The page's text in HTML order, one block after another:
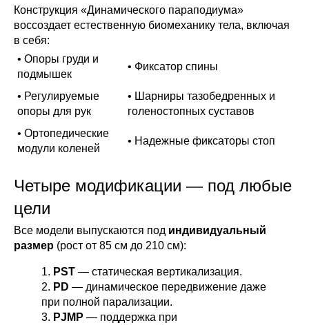
Конструкция «Динамического параподиума»
воссоздает естественную биомеханику тела, включая
в себя:
• Опоры груди и
подмышек
• Фиксатор спины
• Регулируемые
опоры для рук
• Шарниры тазобедренных и
голеностопных суставов
• Ортопедические
модули коленей
• Надежные фиксаторы стоп
Четыре модификации — под любые
цели
Все модели выпускаются под индивидуальный
размер (рост от 85 см до 210 см):
PST — статическая вертикализация.
PD — динамическое передвижение даже
при полной парализации.
PJMP — поддержка при